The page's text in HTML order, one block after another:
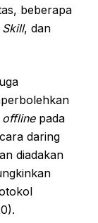
beberapa
, dan
offlinepada
daring
diadakan